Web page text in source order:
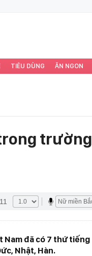
TIÊU DÙNG ĂN NGON
trường
Nam đã có 7 thứ tiếng
Nhật, Hàn.